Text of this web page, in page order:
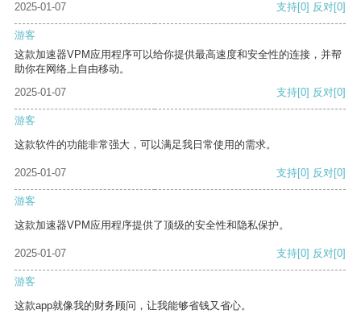
2025-01-07 支持[0] 反对[0]
游客
这款加速器VPM应用程序可以给你提供最高速度和安全性的连接，并帮
助你在网络上自由移动。
2025-01-07
支持[0] 反对[0]
游客
这款软件的功能非常强大，可以满足我日常使用的需求。
2025-01-07 支持[0] 反对[0]
游客
这款加速器VPM应用程序提供了顶级的安全性和隐私保护。
2025-01-07 支持[0] 反对[0]
游客
这款app就像我的财务顾问，让我能够省钱又省心。